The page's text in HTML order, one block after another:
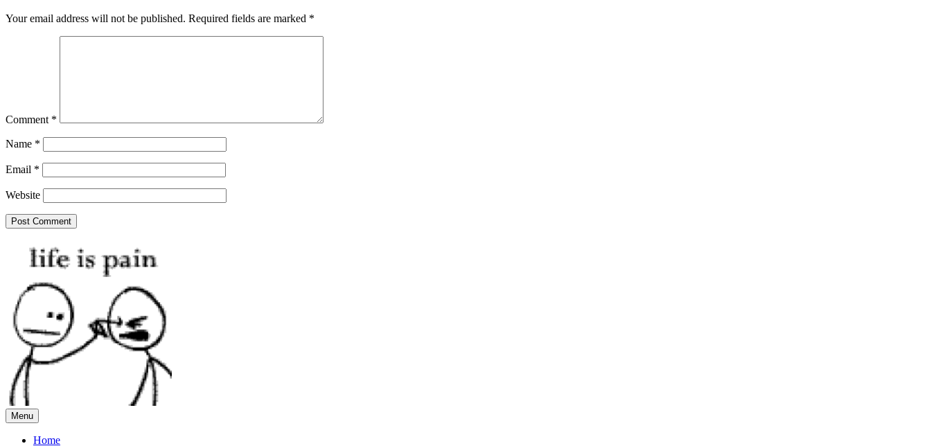
Your email address will not be published. Required fields are marked *
Comment *
Name *
Email *
Website
Menu
Home